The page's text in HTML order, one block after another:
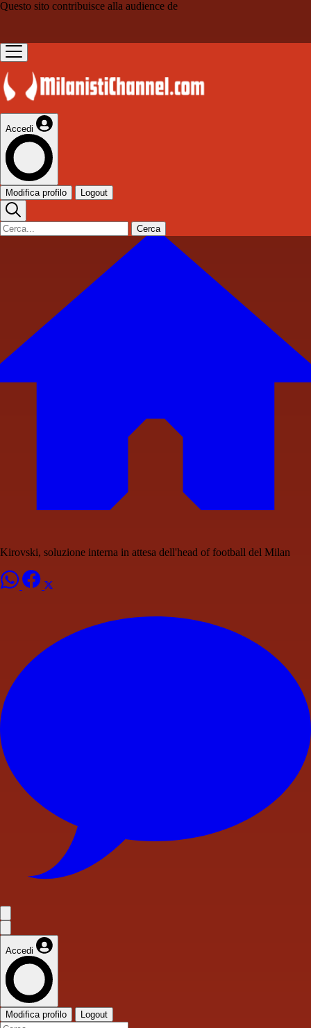
Questo sito contribuisce alla audience de
Accedi
Modifica profilo Logout
Cerca
Kirovski, soluzione interna in attesa dell'head of football del Milan
Accedi
Modifica profilo Logout